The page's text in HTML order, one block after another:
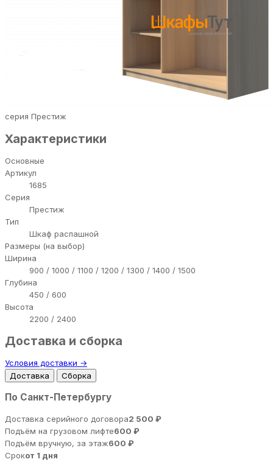
серия Престиж
Характеристики
Основные
Артикул
1685
Серия
Престиж
Тип
Шкаф распашной
Размеры (на выбор)
Ширина
900 / 1000 / 1100 / 1200 / 1300 / 1400 / 1500
Глубина
450 / 600
Высота
2200 / 2400
Доставка и сборка
Условия доставки →
Доставка
Сборка
По Санкт-Петербургу
Доставка серийного договора2 500 ₽
Подъём на грузовом лифте600 ₽
Подъём вручную, за этаж600 ₽
Срокот 1 дня